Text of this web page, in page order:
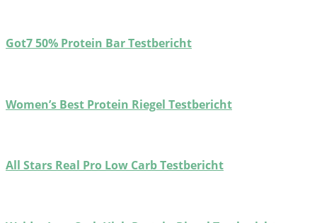
Got7 50% Protein Bar Testbericht
Women’s Best Protein Riegel Testbericht
All Stars Real Pro Low Carb Testbericht